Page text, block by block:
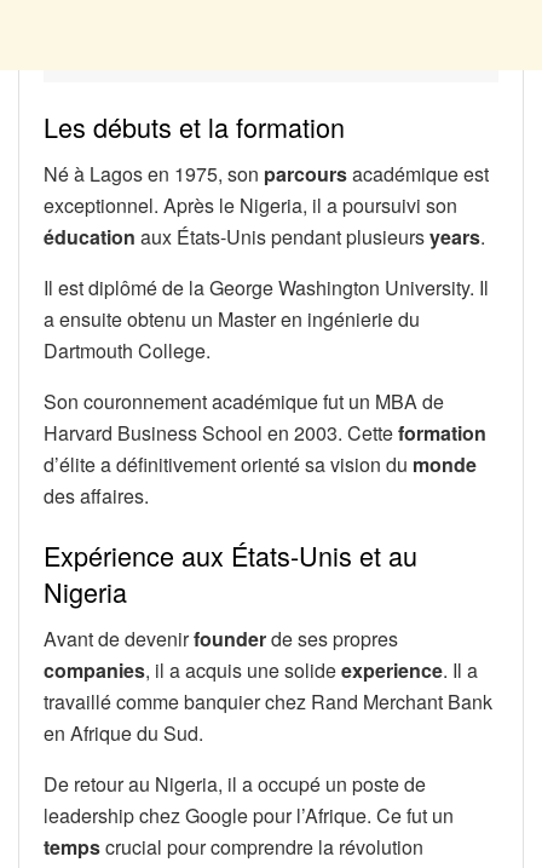
Les débuts et la formation
Né à Lagos en 1975, son parcoursacadémique est
exceptionnel. Après le Nigeria, il a poursuivi son
éducation aux États-Unis pendant plusieursyears.
Il est diplômé de la George Washington University. Il
a ensuite obtenu un Master en ingénierie du
Dartmouth College.
Son couronnement académique fut un MBA de
Harvard Business School en 2003. Cetteformation
d’élite a définitivement orienté sa vision du monde
des affaires.
Expérience aux États-Unis et au
Nigeria
Avant de devenirfounderde ses propres
companies, il a acquis une solideexperience. Il a
travaillé comme banquier chez Rand Merchant Bank
en Afrique du Sud.
De retour au Nigeria, il a occupé un poste de
leadership chez Google pour l’Afrique. Ce fut un
tempscrucial pour comprendre la révolution